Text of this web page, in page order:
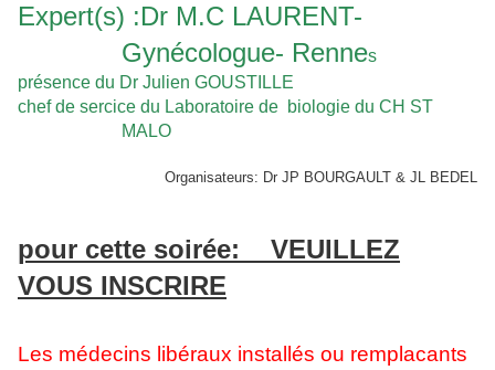
Expert(s) :Dr M.C LAURENT-
Gynécologue- Rennes
présence du Dr Julien GOUSTILLE
chef de sercice du Laboratoire de biologie du CH ST
MALO
Organisateurs: Dr JP BOURGAULT & JL BEDEL
pour cette soirée: VEUILLEZ
VOUS INSCRIRE
Les médecins libéraux installés ou remplacants